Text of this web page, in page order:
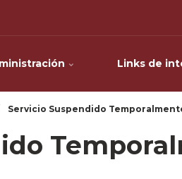
Links de
Servicio Suspendido